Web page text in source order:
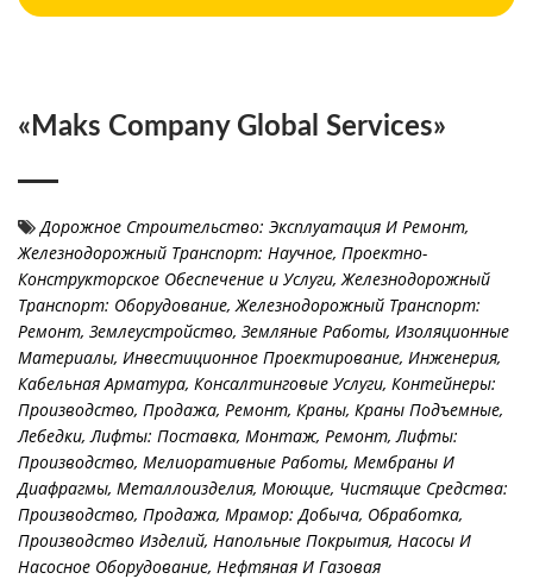
«Maks Company Global Services»
Дорожное Строительство: Эксплуатация И Ремонт,
Железнодорожный Транспорт: Научное, Проектно-
Конструкторское Обеспечение и Услуги, Железнодорожный
Транспорт: Оборудование, Железнодорожный Транспорт:
Ремонт, Землеустройство, Земляные Работы, Изоляционные
Материалы, Инвестиционное Проектирование, Инженерия,
Кабельная Арматура, Консалтинговые Услуги, Контейнеры:
Производство, Продажа, Ремонт, Краны, Краны Подъемные,
Лебедки, Лифты: Поставка, Монтаж, Ремонт, Лифты:
Производство, Мелиоративные Работы, Мембраны И
Диафрагмы, Металлоизделия, Моющие, Чистящие Средства:
Производство, Продажа, Мрамор: Добыча, Обработка,
Производство Изделий, Напольные Покрытия, Насосы И
Насосное Оборудование, Нефтяная И Газовая